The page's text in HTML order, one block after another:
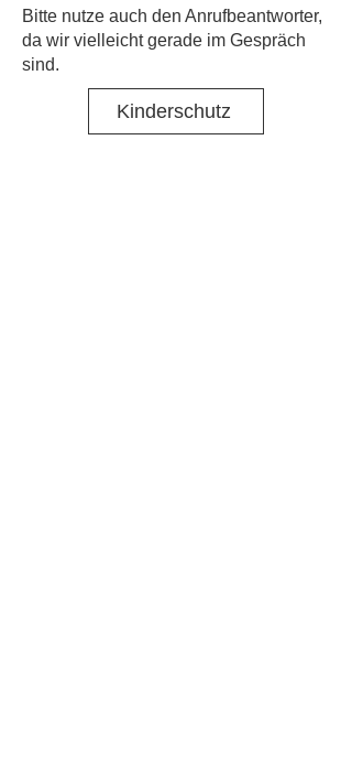
​Bitte nutze auch den Anrufbeantworter,
da wir vielleicht gerade im Gespräch
sind.
Kinderschutz